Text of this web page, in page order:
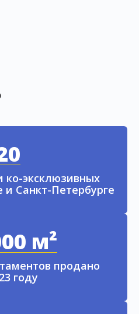
ко-эксклюзивных
и Санкт-Петербурге
м²
продано
году